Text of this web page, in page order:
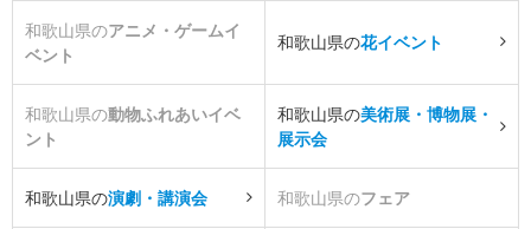
和歌山県のアニメ・ゲームイ
ベント
和歌山県の花イベント
和歌山県の動物ふれあいイベ
ント
和歌山県の美術展・博物展・
展示会
和歌山県の演劇・講演会 和歌山県のフェア